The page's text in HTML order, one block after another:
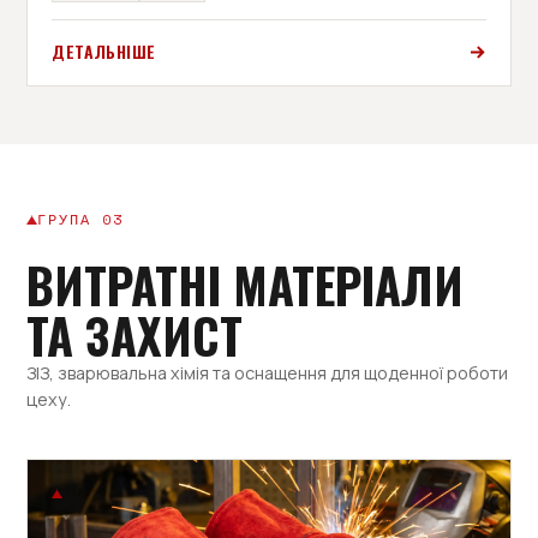
ДЕТАЛЬНІШЕ
ГРУПА 03
ВИТРАТНІ МАТЕРІАЛИ
ТА ЗАХИСТ
ЗІЗ, зварювальна хімія та оснащення для щоденної роботи
цеху.